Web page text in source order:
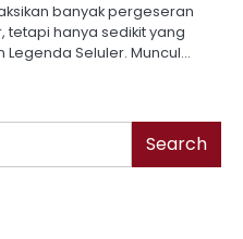
banyak pergeseran
tetapi hanya sedikit yang
Seluler. Muncul…
Search